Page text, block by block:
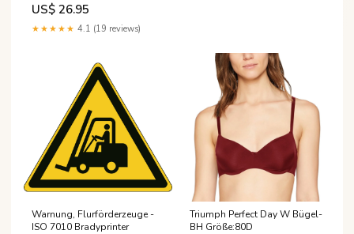
US$ 26.95
★★★★★ 4.1 (19 reviews)
Warnung, Flurförderzeuge -
ISO 7010 Bradyprinter
Triumph Perfect Day W Bügel-
BH Größe:80D